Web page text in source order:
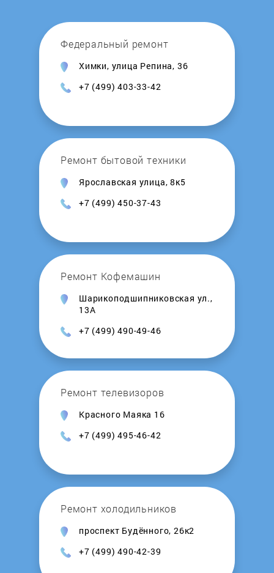
DreamWave
DRESS COTE
Edifier
Elegant
Eltronic
Energy
Fender
Flextron
Flip
Forza
Федеральный ремонт
Химки, улица Репина, 36
+7 (499) 403-33-42
Ремонт бытовой техники
Ярославская улица, 8к5
+7 (499) 450-37-43
Ремонт Кофемашин
Шарикоподшипниковская ул.,
13А
+7 (499) 490-49-46
Ремонт телевизоров
Красного Маяка 16
+7 (499) 495-46-42
Ремонт холодильников
проспект Будённого, 26к2
+7 (499) 490-42-39